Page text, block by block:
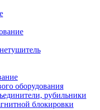
оборудования
рубильники
блокировки